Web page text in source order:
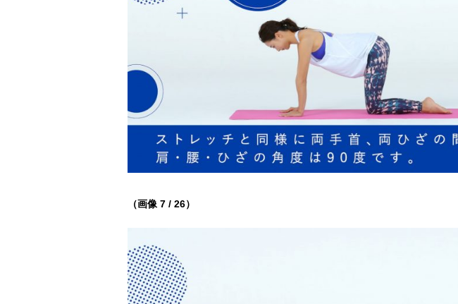
（画像 7 / 26）